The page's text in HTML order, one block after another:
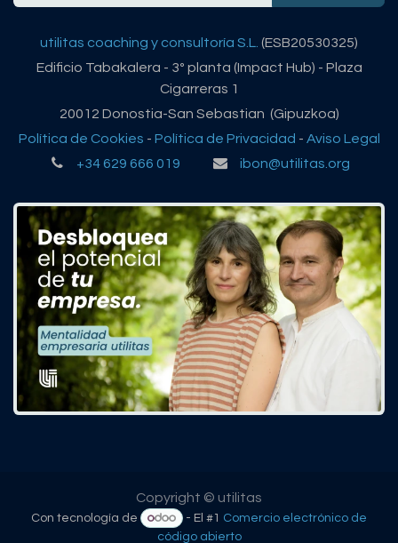
utilitas coaching y consultoría S.L. (ESB20530325)
Edificio Tabakalera - 3º planta (Impact Hub) - Plaza
Cigarreras 1
20012 Donostia-San Sebastian (Gipuzkoa)
Política de Cookies - Política de Privacidad - Aviso Legal
+34 629 666 019
ibon@utilitas.org
Copyright © utilitas
Con tecnología de - El #1 Comercio electrónico de
código abierto